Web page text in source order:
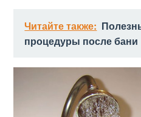
Читайте также:
процедуры после бани